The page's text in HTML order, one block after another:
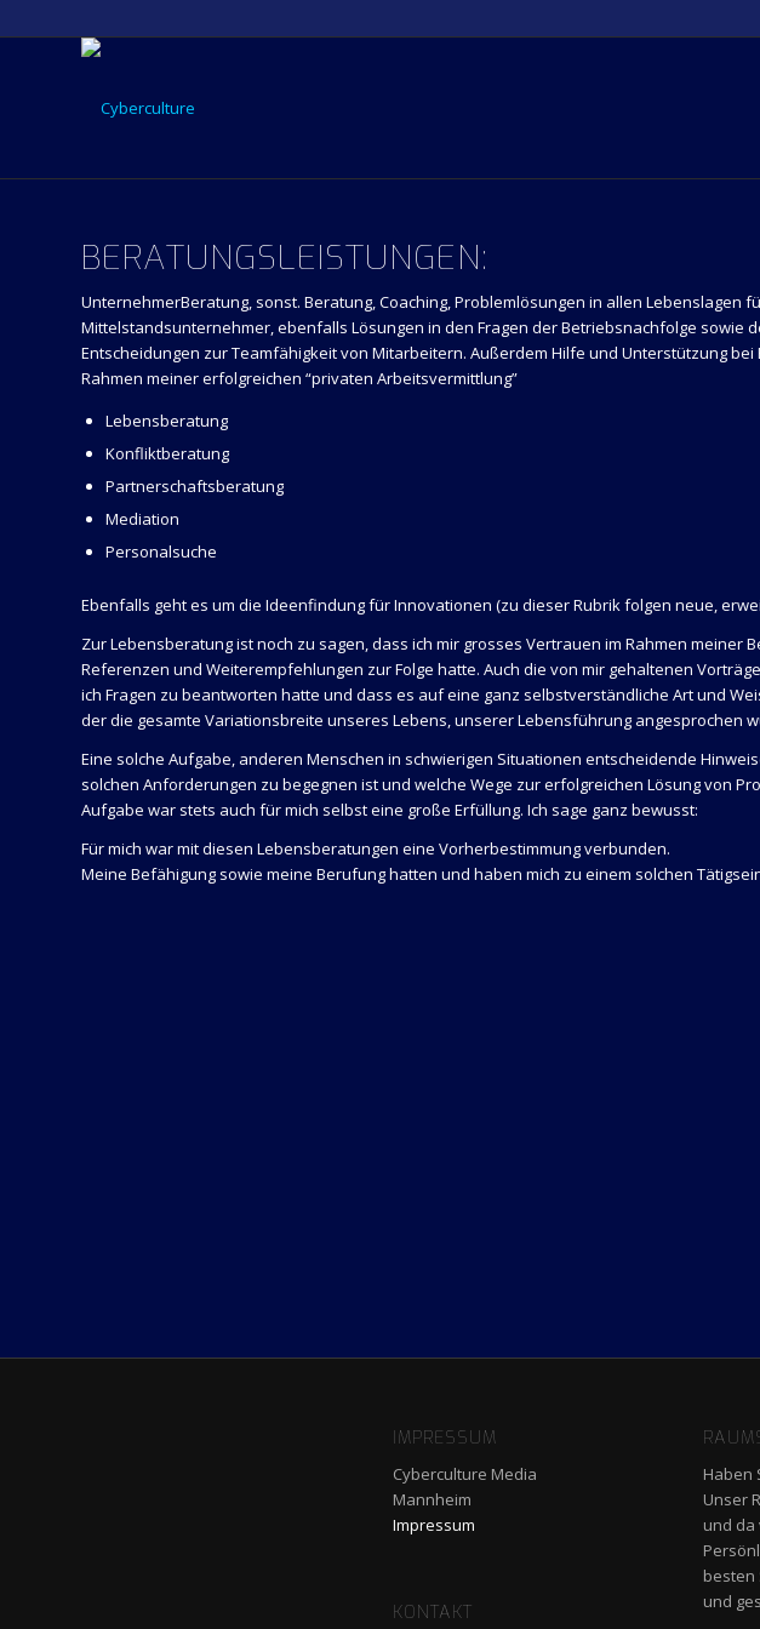
BERATUNGSLEISTUNGEN:
UnternehmerBeratung, sonst. Beratung, Coaching, Problemlösungen in allen Lebenslagen
Mittelstandsunternehmer, ebenfalls Lösungen in den Fragen der Betriebsnachfolge sowie
Entscheidungen zur Teamfähigkeit von Mitarbeitern. Außerdem Hilfe und Unterstützung
Rahmen meiner erfolgreichen “privaten Arbeitsvermittlung”
Lebensberatung
Konfliktberatung
Partnerschaftsberatung
Mediation
Personalsuche
Ebenfalls geht es um die Ideenfindung für Innovationen (zu dieser Rubrik folgen neue,
Zur Lebensberatung ist noch zu sagen, dass ich mir grosses Vertrauen im Rahmen meiner
Referenzen und Weiterempfehlungen zur Folge hatte. Auch die von mir gehaltenen
ich Fragen zu beantworten hatte und dass es auf eine ganz selbstverständliche Art und
der die gesamte Variationsbreite unseres Lebens, unserer Lebensführung angesprochen
Eine solche Aufgabe, anderen Menschen in schwierigen Situationen entscheidende
solchen Anforderungen zu begegnen ist und welche Wege zur erfolgreichen Lösung von
Aufgabe war stets auch für mich selbst eine große Erfüllung. Ich sage ganz bewusst:
Für mich war mit diesen Lebensberatungen eine Vorherbestimmung verbunden.
Meine Befähigung sowie meine Berufung hatten und haben mich zu einem solchen
IMPRESSUM
Cyberculture Media
Mannheim
Impressum
KONTAKT
Haben
Unser
und
besten
und